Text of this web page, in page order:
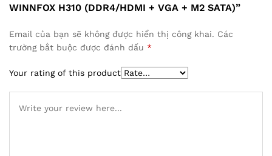
WINNFOX H310 (DDR4/HDMI + VGA + M2 SATA)”
Email của bạn sẽ không được hiển thị công khai. Các
trường bắt buộc được đánh dấu *
Your rating of this product